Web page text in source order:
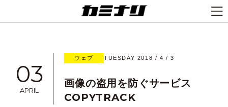
03
APRIL
ウェブ TUESDAY 2018 / 4 / 3
画像の盗用を防ぐサービス
COPYTRACK